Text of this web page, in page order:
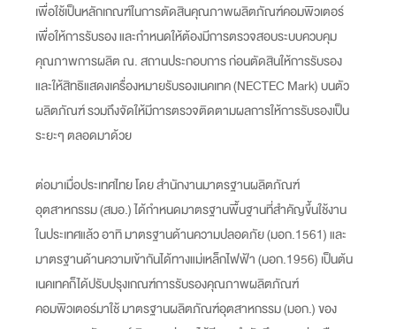
เพื่อใช้เป็นหลักเกณฑ์ในการตัดสินคุณภาพผลิตภัณฑ์คอมพิวเตอร์
เพื่อให้การรับรอง และกำหนดให้ต้องมีการตรวจสอบระบบควบคุม
คุณภาพการผลิต ณ. สถานประกอบการ ก่อนตัดสินให้การรับรอง
และให้สิทธิแสดงเครื่องหมายรับรองเนคเทค (NECTEC Mark) บนตัว
ผลิตภัณฑ์ รวมถึงจัดให้มีการตรวจติดตามผลการให้การรับรองเป็น
ระยะๆ ตลอดมาด้วย
ต่อมาเมื่อประเทศไทย โดย สำนักงานมาตรฐานผลิตภัณฑ์
อุตสาหกรรม (สมอ.) ได้กำหนดมาตรฐานพื้นฐานที่สำคัญขึ้นใช้งาน
ในประเทศแล้ว อาทิ มาตรฐานด้านความปลอดภัย (มอก.1561) และ
มาตรฐานด้านความเข้ากันได้ทางแม่เหล็กไฟฟ้า (มอก.1956) เป็นต้น
เนคเทคก็ได้ปรับปรุงเกณฑ์การรับรองคุณภาพผลิตภัณฑ์
คอมพิวเตอร์มาใช้ มาตรฐานผลิตภัณฑ์อุตสาหกรรม (มอก.) ของ